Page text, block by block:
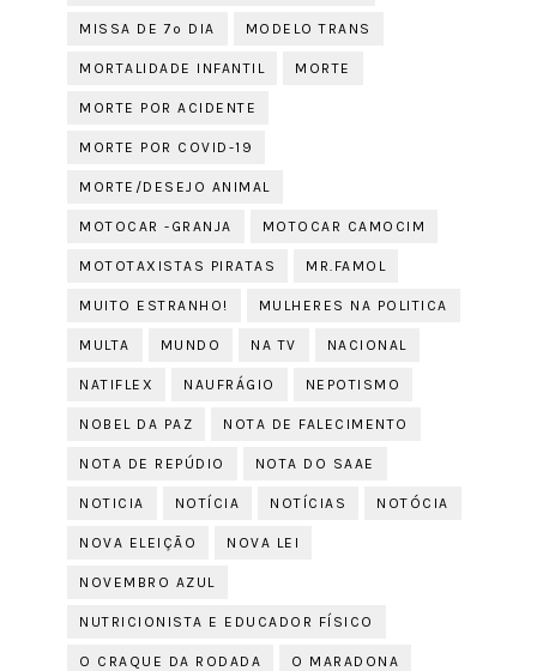
MISSA DE 7º DIA MODELO TRANS
MORTALIDADE INFANTIL MORTE
MORTE POR ACIDENTE
MORTE POR COVID-19
MORTE/DESEJO ANIMAL
MOTOCAR -GRANJA MOTOCAR CAMOCIM
MOTOTAXISTAS PIRATAS MR.FAMOL
MUITO ESTRANHO! MULHERES NA POLITICA
MULTA MUNDO NA TV NACIONAL
NATIFLEX NAUFRÁGIO NEPOTISMO
NOBEL DA PAZ NOTA DE FALECIMENTO
NOTA DE REPÚDIO NOTA DO SAAE
NOTICIA NOTÍCIA NOTÍCIAS NOTÓCIA
NOVA ELEIÇÃO NOVA LEI
NOVEMBRO AZUL
NUTRICIONISTA E EDUCADOR FÍSICO
O CRAQUE DA RODADA O MARADONA